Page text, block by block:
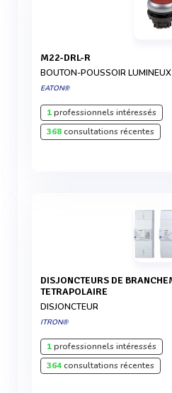
M22-DRL-R
BOUTON-POUSSOIR LUMINEUX
EATON®
1professionnels intéressés
368consultations récentes
DISJONCTEURS DE BRANCHEMENT BIPOLAIRE ET
TETRAPOLAIRE
DISJONCTEUR
ITRON®
1professionnels intéressés
364consultations récentes